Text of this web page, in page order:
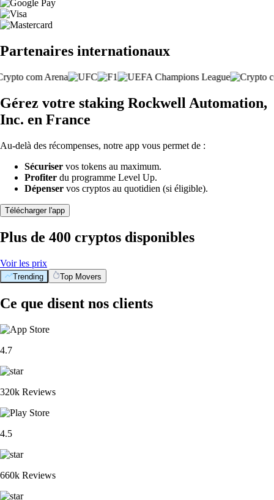
Partenaires internationaux
Gérez votre staking Rockwell Automation,
Inc. en France
Au-delà des récompenses, notre app vous permet de :
Sécuriser vos tokens au maximum.
Profiter du programme Level Up.
Dépenser vos cryptos au quotidien (si éligible).
Télécharger l'app
Plus de 400 cryptos disponibles
Voir les prix
Trending Top Movers
Ce que disent nos clients
4.7
320k Reviews
4.5
660k Reviews